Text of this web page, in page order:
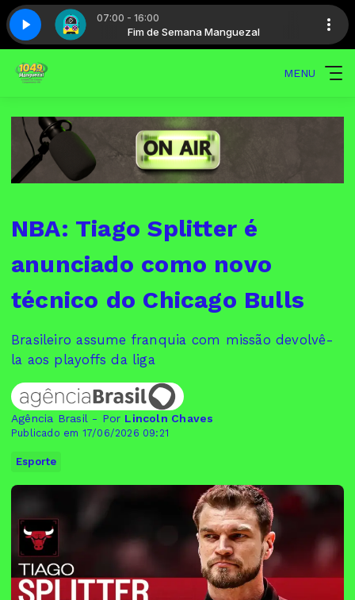
07:00 - 16:00
Fim de Semana Manguezal
Maratona - Parte 5
MENU
NBA: Tiago Splitter é
anunciado como novo
técnico do Chicago Bulls
Brasileiro assume franquia com missão devolvê-
la aos playoffs da liga
Agência Brasil - Por Lincoln Chaves
Publicado em 17/06/2026 09:21
Esporte